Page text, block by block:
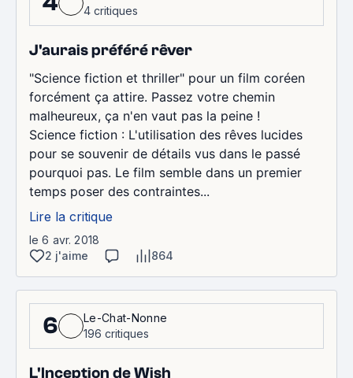
4 critiques
J'aurais préféré rêver
"Science fiction et thriller" pour un film coréen
forcément ça attire. Passez votre chemin
malheureux, ça n'en vaut pas la peine !
Science fiction : L'utilisation des rêves lucides
pour se souvenir de détails vus dans le passé
pourquoi pas. Le film semble dans un premier
temps poser des contraintes...
Lire la critique
le 6 avr. 2018
2 j'aime
864
6
Le-Chat-Nonne
196 critiques
L'Inception de Wish